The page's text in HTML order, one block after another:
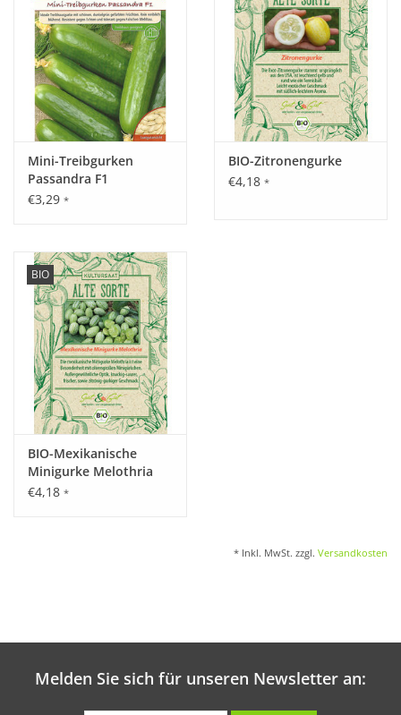
Mini-Treibgurken
Passandra F1
€3,29 *
BIO-Zitronengurke
€4,18 *
BIO
BIO-Mexikanische
Minigurke Melothria
€4,18 *
* Inkl. MwSt. zzgl. Versandkosten
Melden Sie sich für unseren Newsletter an: